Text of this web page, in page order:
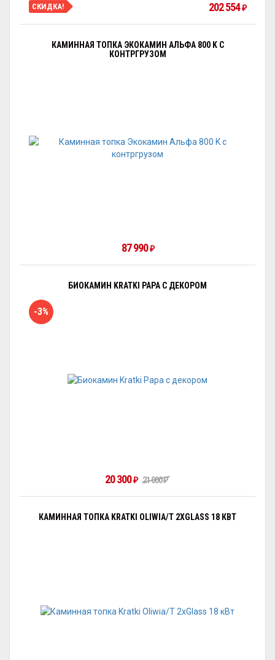
СКИДКА! 202 554 ₽
КАМИННАЯ ТОПКА ЭКОКАМИН АЛЬФА 800 K С
КОНТРГРУЗОМ
87 990 ₽
БИОКАМИН KRATKI PAPA С ДЕКОРОМ
-3%
20 300 ₽ 21 000₽
КАМИННАЯ ТОПКА KRATKI OLIWIA/T 2XGLASS 18 КВТ